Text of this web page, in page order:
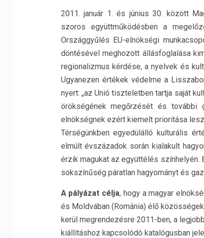
2011. január 1. és június 30. között
szoros együttműködésben a
Országgyűlés EU-elnökségi
döntésével meghozott állásfoglalása
regionalizmus kérdése, a nyelvek és
Ugyanezen értékek védelme a
nyert: „az Unió tiszteletben tartja saját
örökségének megőrzését és további
elnökségnek ezért kiemelt prioritása
Térségünkben egyedülálló kulturális
elmúlt évszázadok során kialakult
érzik magukat az együttélés
sokszínűség páratlan hagyományt és
A pályázat célja, hogy a magyar
és Moldvában (Románia) élő
kerül megrendezésre 2011-ben, a
kiállításhoz kapcsolódó katalógusban